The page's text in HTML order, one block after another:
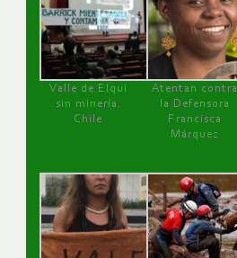
Valle de Elqui
sin minería.
Chile
Atentan contra
la Defensora
Francisca
Márquez